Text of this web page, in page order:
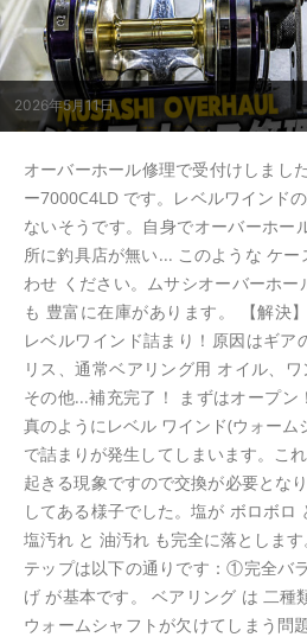
2026年5月11日
オーバーホール修理で受付けしまし
ー7000C4LD です。レベルワインド
ないそうです。自身でオーバーホー
所に釣具店が無い... このような ケ
わせ ください。ムサシオーバーホ
も 豊富に在庫があります。 【解決
レベルワインド詰まり！原因はギア
リス、通常ベアリング用 オイル、
その他...補充完了！ まずはオープン
真のようにレベル ワインド(ウォーム
で詰まりが発生してしまいます。こ
起きる現象ですので交換が必要とな
してある様子でした。塩が ボロボロ
塩汚れ と 油汚れ も完全に落としま
テップは以下の通りです：①完全
げ が基本です。 ベアリング は 二種
ウォームシャフトが欠けてしまう問